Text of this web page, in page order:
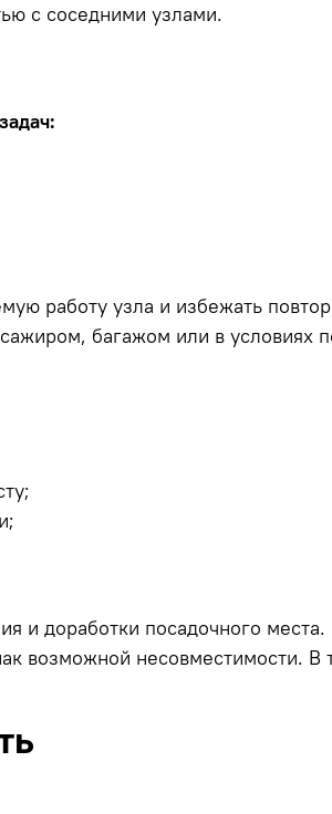
с соседними узлами.
работу узла и избежать
багажом или в
и доработки посадочного
возможной несовместимости.